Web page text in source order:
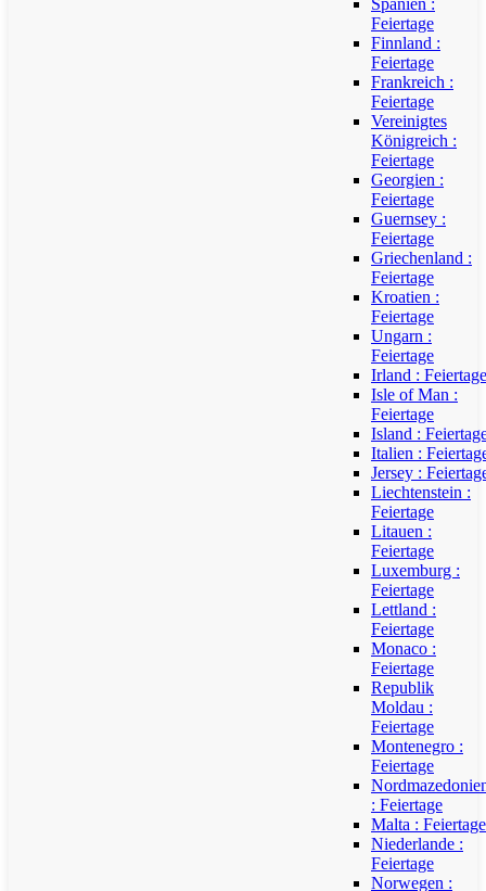
Spanien :
Feiertage
Finnland :
Feiertage
Frankreich :
Feiertage
Vereinigtes
Königreich :
Feiertage
Georgien :
Feiertage
Guernsey :
Feiertage
Griechenland :
Feiertage
Kroatien :
Feiertage
Ungarn :
Feiertage
Irland : Feiertage
Isle of Man :
Feiertage
Island :
Italien :
Jersey :
Liechtenstein :
Feiertage
Litauen :
Feiertage
Luxemburg :
Feiertage
Lettland :
Feiertage
Monaco :
Feiertage
Republik
Moldau :
Feiertage
Montenegro :
Feiertage
: Feiertage
Malta : Feiertage
Niederlande :
Feiertage
Norwegen :